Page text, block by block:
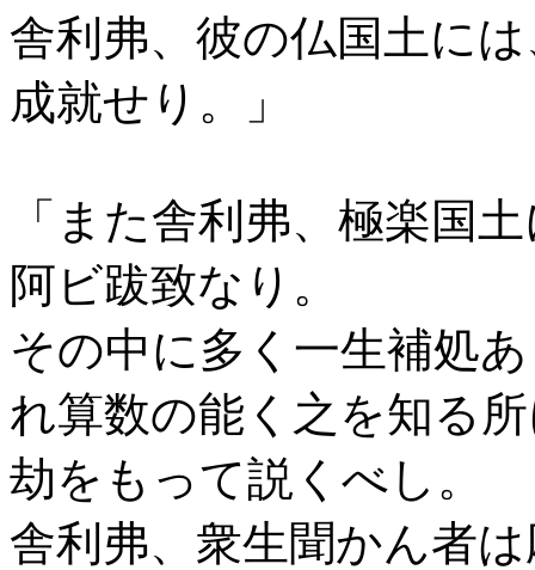
舎利弗、彼の仏国土に
成就せり。」
「また舎利弗、極楽国
阿ビ跋致なり。
その中に多く一生補処
れ算数の能く之を知る
劫をもって説くべし。
舎利弗、衆生聞かん者